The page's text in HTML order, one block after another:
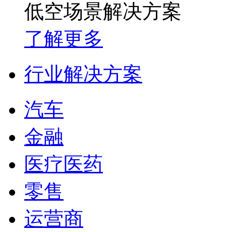
低空场景解决方案
了解更多
行业解决方案
汽车
金融
医疗医药
零售
运营商